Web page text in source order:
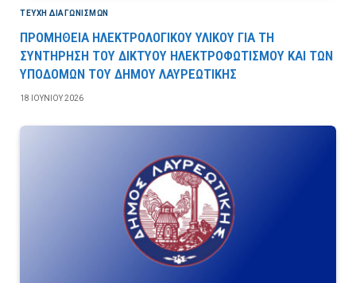
ΤΕΎΧΗ ΔΙΑΓΩΝΙΣΜΏΝ
ΠΡΟΜΗΘΕΙΑ ΗΛΕΚΤΡΟΛΟΓΙΚΟΥ ΥΛΙΚΟΥ ΓΙΑ ΤΗ
ΣΥΝΤΗΡΗΣΗ ΤΟΥ ΔΙΚΤΥΟΥ ΗΛΕΚΤΡΟΦΩΤΙΣΜΟΥ ΚΑΙ ΤΩΝ
ΥΠΟΔΟΜΩΝ ΤΟΥ ΔΗΜΟΥ ΛΑΥΡΕΩΤΙΚΗΣ
18 ΙΟΥΝΊΟΥ 2026